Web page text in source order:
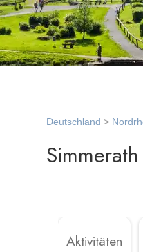
Deutschland >
Simmerath
Aktivitäten